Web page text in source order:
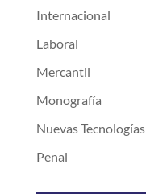
Internacional
Laboral
Mercantil
Monografía
Nuevas Tecnologías
Penal